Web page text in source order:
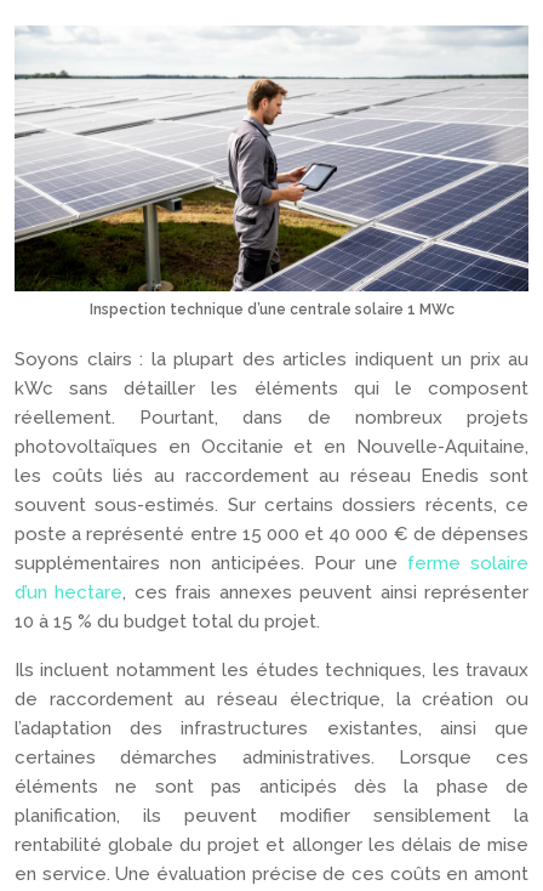
Inspection technique d’une centrale solaire 1 MWc
Soyons clairs : la plupart des articles indiquent un prix au
kWc sans détailler les éléments qui le composent
réellement. Pourtant, dans de nombreux projets
photovoltaïques en Occitanie et en Nouvelle-Aquitaine,
les coûts liés au raccordement au réseau Enedis sont
souvent sous-estimés. Sur certains dossiers récents, ce
poste a représenté entre 15 000 et 40 000 € de dépenses
supplémentaires non anticipées. Pour une ferme solaire
d’un hectare, ces frais annexes peuvent ainsi représenter
10 à 15 % du budget total du projet.
Ils incluent notamment les études techniques, les travaux
de raccordement au réseau électrique, la création ou
l’adaptation des infrastructures existantes, ainsi que
certaines démarches administratives. Lorsque ces
éléments ne sont pas anticipés dès la phase de
planification, ils peuvent modifier sensiblement la
rentabilité globale du projet et allonger les délais de mise
en service. Une évaluation précise de ces coûts en amont